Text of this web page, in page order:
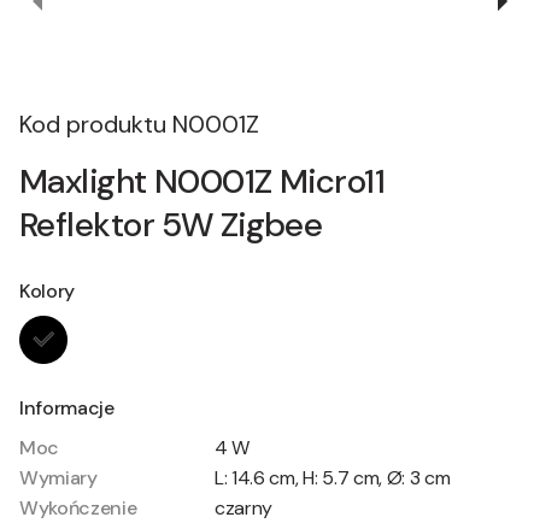
Kod produktu N0001Z
Maxlight N0001Z Micro11
Reflektor 5W Zigbee
Kolory
Informacje
Moc
4 W
Wymiary
L: 14.6 cm, H: 5.7 cm, Ø: 3 cm
Wykończenie
czarny